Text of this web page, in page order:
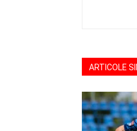
ARTICOLE